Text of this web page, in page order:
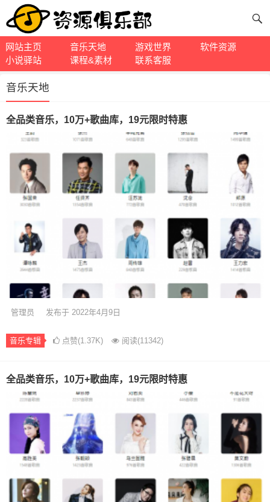
网站主页 音乐天地 游戏世界
软件资源
小说驿站
课程&素材 联系客服
音乐天地
全品类音乐，10万+歌曲库，19元限时特惠
管理员 发布于 2022年4月9日
音乐专辑 点赞(1.37K) 阅读(11342)
全品类音乐，10万+歌曲库，19元限时特惠